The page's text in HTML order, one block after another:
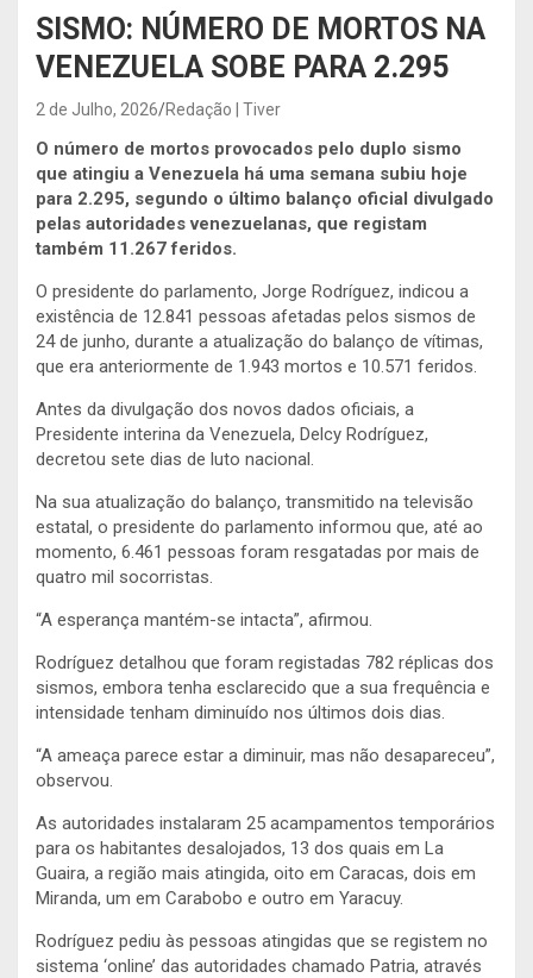
SISMO: NÚMERO DE MORTOS NA
VENEZUELA SOBE PARA 2.295
2 de Julho, 2026 Redação | Tiver
O número de mortos provocados pelo duplo sismo
que atingiu a Venezuela há uma semana subiu hoje
para 2.295, segundo o último balanço oficial divulgado
pelas autoridades venezuelanas, que registam
também 11.267 feridos.
O presidente do parlamento, Jorge Rodríguez, indicou a
existência de 12.841 pessoas afetadas pelos sismos de
24 de junho, durante a atualização do balanço de vítimas,
que era anteriormente de 1.943 mortos e 10.571 feridos.
Antes da divulgação dos novos dados oficiais, a
Presidente interina da Venezuela, Delcy Rodríguez,
decretou sete dias de luto nacional.
Na sua atualização do balanço, transmitido na televisão
estatal, o presidente do parlamento informou que, até ao
momento, 6.461 pessoas foram resgatadas por mais de
quatro mil socorristas.
“A esperança mantém-se intacta”, afirmou.
Rodríguez detalhou que foram registadas 782 réplicas dos
sismos, embora tenha esclarecido que a sua frequência e
intensidade tenham diminuído nos últimos dois dias.
“A ameaça parece estar a diminuir, mas não desapareceu”,
observou.
As autoridades instalaram 25 acampamentos temporários
para os habitantes desalojados, 13 dos quais em La
Guaira, a região mais atingida, oito em Caracas, dois em
Miranda, um em Carabobo e outro em Yaracuy.
Rodríguez pediu às pessoas atingidas que se registem no
sistema ‘online’ das autoridades chamado Patria, através